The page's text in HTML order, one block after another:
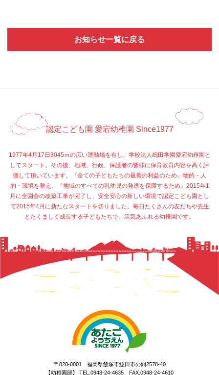
お知らせ一覧に戻る
認定こども園 愛宕幼稚園 Since1977
1977年4月17日3045ｍの広い運動場を有し、学校法人嶋田学園愛宕幼稚園と
してスタート。その後、地域、行政、保護者の皆様に保育教育内容を高く評
価して頂いています。『全ての子どもたちの最善の利益のため』物的・人
的・環境を整え、『地域のすべての乳幼児の発達を保障するため』2015年1
月に全園舎の改築工事が完了し、安全安心の新しい環境で認定こども園とし
て2015年4月に新たなスタートを切りました。毎日たくさんの友だちや先生
とたくましく成長する子どもたちで、活気あふれる幼稚園です。
〒820-0001 福岡県飯塚市鯰田市の間2578-40
【幼稚園部】 TEL.0948-24-4635 FAX.0948-24-4610